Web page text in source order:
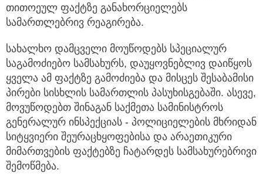
თითოეულ ფაქტზე განახორციელებს
სამართლებრივ რეაგირება.
სახალხო დამცველი მოუწოდებს სპეციალურ
საგამოძიებო სამსახურს, დაუყოვნებლივ დაიწყოს
ყველა ამ ფაქტზე გამოძიება და მისცეს შესაბამისი
პირები სისხლის სამართლის პასუხისგებაში. ასევე,
მოვუწოდებთ შინაგან საქმეთა სამინისტროს
გენერალურ ინსპექციას - პოლიციელების მხრიდან
სიტყვიერი შეურაცხყოფებისა და არაეთიკური
მიმართვების ფაქტებზე ჩატარდეს სამსახურებრივი
შემოწმება.